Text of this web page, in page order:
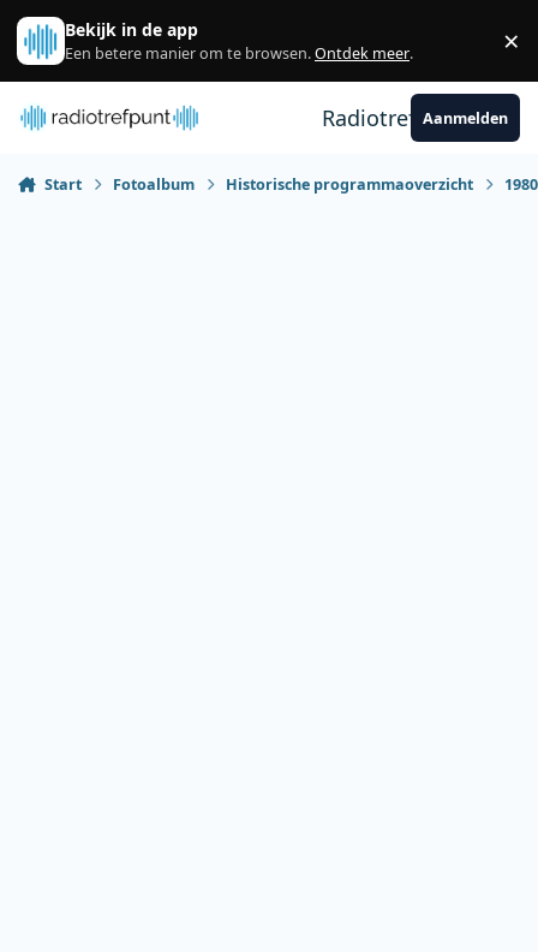
Spring naar bijdragen
Bekijk in de app
Een betere manier om te browsen.Ontdek meer. ×
RadiotrefpuntAanmelden
Start Fotoalbum Historische programmaoverzicht 1980